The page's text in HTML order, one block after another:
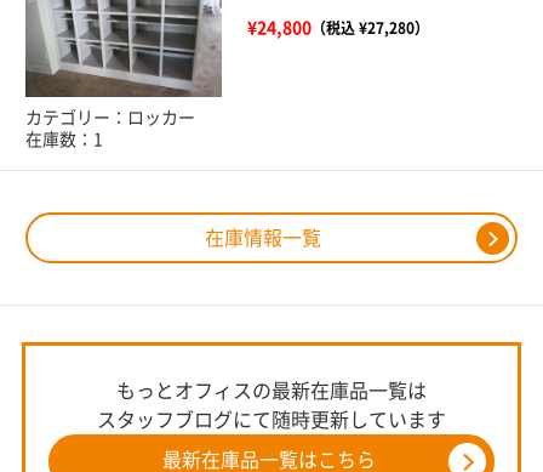
在庫情報一覧
¥24,800（税込 ¥27,280）
カテゴリー：ロッカー
在庫数：1
もっとオフィスの最新在庫品一覧は
スタッフブログにて随時更新しています
最新在庫品一覧はこちら